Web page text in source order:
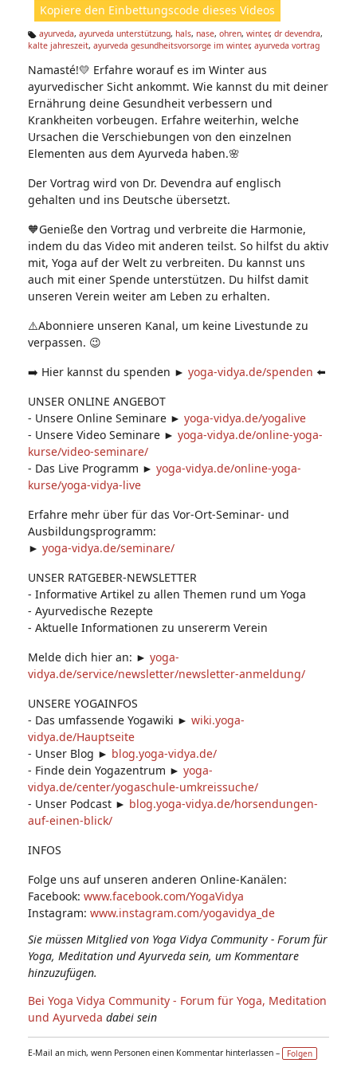
n:
Kopiere den Einbettungscode dieses Videos
Ta
s:
ayurveda, ayurveda unterstützung, hals, nase, ohren, winter, dr devendra,
kalte jahreszeit, ayurveda gesundheitsvorsorge im winter, ayurveda vortrag
Namasté!💛 Erfahre worauf es im Winter aus
ayurvedischer Sicht ankommt. Wie kannst du mit deiner
Ernährung deine Gesundheit verbessern und
Krankheiten vorbeugen. Erfahre weiterhin, welche
Ursachen die Verschiebungen von den einzelnen
Elementen aus dem Ayurveda haben.🌸
Der Vortrag wird von Dr. Devendra auf englisch
gehalten und ins Deutsche übersetzt.
🧡Genieße den Vortrag und verbreite die Harmonie,
indem du das Video mit anderen teilst. So hilfst du aktiv
mit, Yoga auf der Welt zu verbreiten. Du kannst uns
auch mit einer Spende unterstützen. Du hilfst damit
unseren Verein weiter am Leben zu erhalten.
⚠️Abonniere unseren Kanal, um keine Livestunde zu
verpassen. 😉
➡️ Hier kannst du spenden ► yoga-vidya.de/spenden ⬅️
UNSER ONLINE ANGEBOT
- Unsere Online Seminare ► yoga-vidya.de/yogalive
- Unsere Video Seminare ► yoga-vidya.de/online-yoga-
kurse/video-seminare/
- Das Live Programm ► yoga-vidya.de/online-yoga-
kurse/yoga-vidya-live
Erfahre mehr über für das Vor-Ort-Seminar- und
Ausbildungsprogramm:
► yoga-vidya.de/seminare/
UNSER RATGEBER-NEWSLETTER
- Informative Artikel zu allen Themen rund um Yoga
- Ayurvedische Rezepte
- Aktuelle Informationen zu unsererm Verein
Melde dich hier an: ► yoga-
vidya.de/service/newsletter/newsletter-anmeldung/
UNSERE YOGAINFOS
- Das umfassende Yogawiki ► wiki.yoga-
vidya.de/Hauptseite
- Unser Blog ► blog.yoga-vidya.de/
- Finde dein Yogazentrum ► yoga-
vidya.de/center/yogaschule-umkreissuche/
- Unser Podcast ► blog.yoga-vidya.de/horsendungen-
auf-einen-blick/
INFOS
Folge uns auf unseren anderen Online-Kanälen:
Facebook: www.facebook.com/YogaVidya
Instagram: www.instagram.com/yogavidya_de
Sie müssen Mitglied von Yoga Vidya Community - Forum für
Yoga, Meditation und Ayurveda sein, um Kommentare
hinzuzufügen.
Bei Yoga Vidya Community - Forum für Yoga, Meditation
und Ayurveda dabei sein
E-Mail an mich, wenn Personen einen Kommentar hinterlassen – Folgen